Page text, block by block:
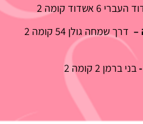
6 אשדוד קומה 2
– דרך שמחה גולן 54 קומה 2
בני ברמן 2 קומה 2